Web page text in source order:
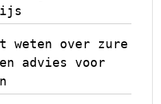
weten over zure
advies voor